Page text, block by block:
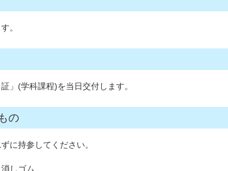
。
」(学科課程)を当日交付します。
の
に持参してください。
しゴム